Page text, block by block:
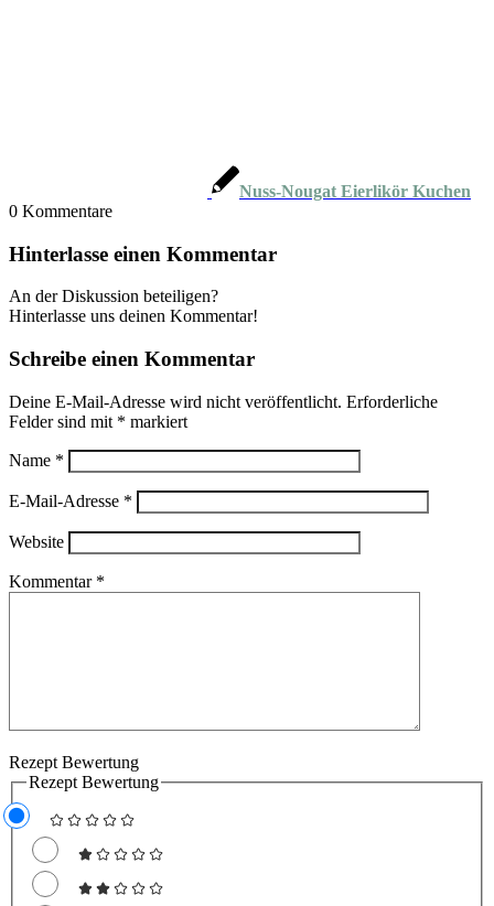
Nuss-Nougat Eierlikör Kuchen
0 Kommentare
Hinterlasse einen Kommentar
An der Diskussion beteiligen?
Hinterlasse uns deinen Kommentar!
Schreibe einen Kommentar
Deine E-Mail-Adresse wird nicht veröffentlicht. Erforderliche
Felder sind mit * markiert
Name *
E-Mail-Adresse *
Website
Kommentar *
Rezept Bewertung
Rezept Bewertung